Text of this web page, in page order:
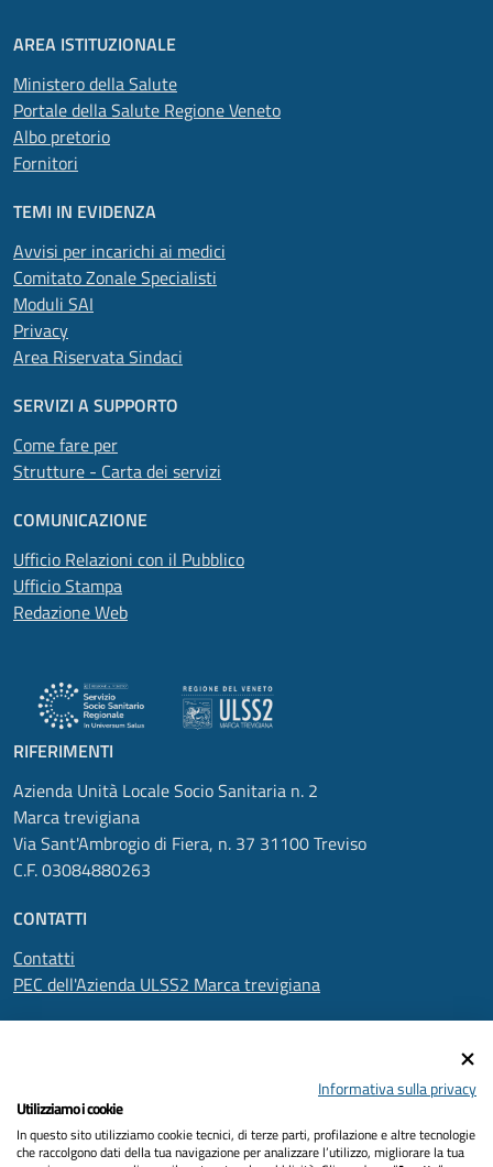
AREA ISTITUZIONALE
Ministero della Salute
Portale della Salute Regione Veneto
Albo pretorio
Fornitori
TEMI IN EVIDENZA
Avvisi per incarichi ai medici
Comitato Zonale Specialisti
Moduli SAI
Privacy
Area Riservata Sindaci
SERVIZI A SUPPORTO
Come fare per
Strutture - Carta dei servizi
COMUNICAZIONE
Ufficio Relazioni con il Pubblico
Ufficio Stampa
Redazione Web
RIFERIMENTI
Azienda Unità Locale Socio Sanitaria n. 2
Marca trevigiana
Via Sant'Ambrogio di Fiera, n. 37 31100 Treviso
C.F. 03084880263
CONTATTI
Contatti
PEC dell'Azienda ULSS2 Marca trevigiana
Informativa privacy
Informativa sulla privacy
Utilizziamo i cookie
In questo sito utilizziamo cookie tecnici, di terze parti, profilazione e altre tecnologie
che raccolgono dati della tua navigazione per analizzare l’utilizzo, migliorare la tua